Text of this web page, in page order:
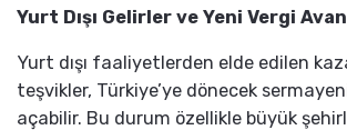
Yurt Dışı Gelirler ve Yeni Vergi
Yurt dışı faaliyetlerden elde edilen
teşvikler, Türkiye’ye dönecek
açabilir. Bu durum özellikle büyük